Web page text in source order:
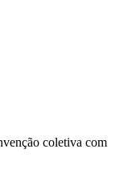
coletiva com